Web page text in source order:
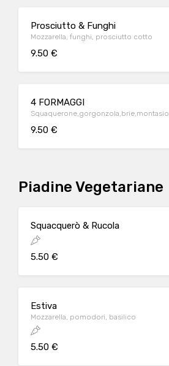
Prosciutto & Funghi
Mozzarella, funghi, prosciutto cotto
9.50 €
4 FORMAGGI
Squaquerone,gorgonzola,brie,montasio
9.50 €
Piadine Vegetariane
Squacquerò & Rucola
5.50 €
Estiva
Mozzarella, pomodori, basilico
5.50 €